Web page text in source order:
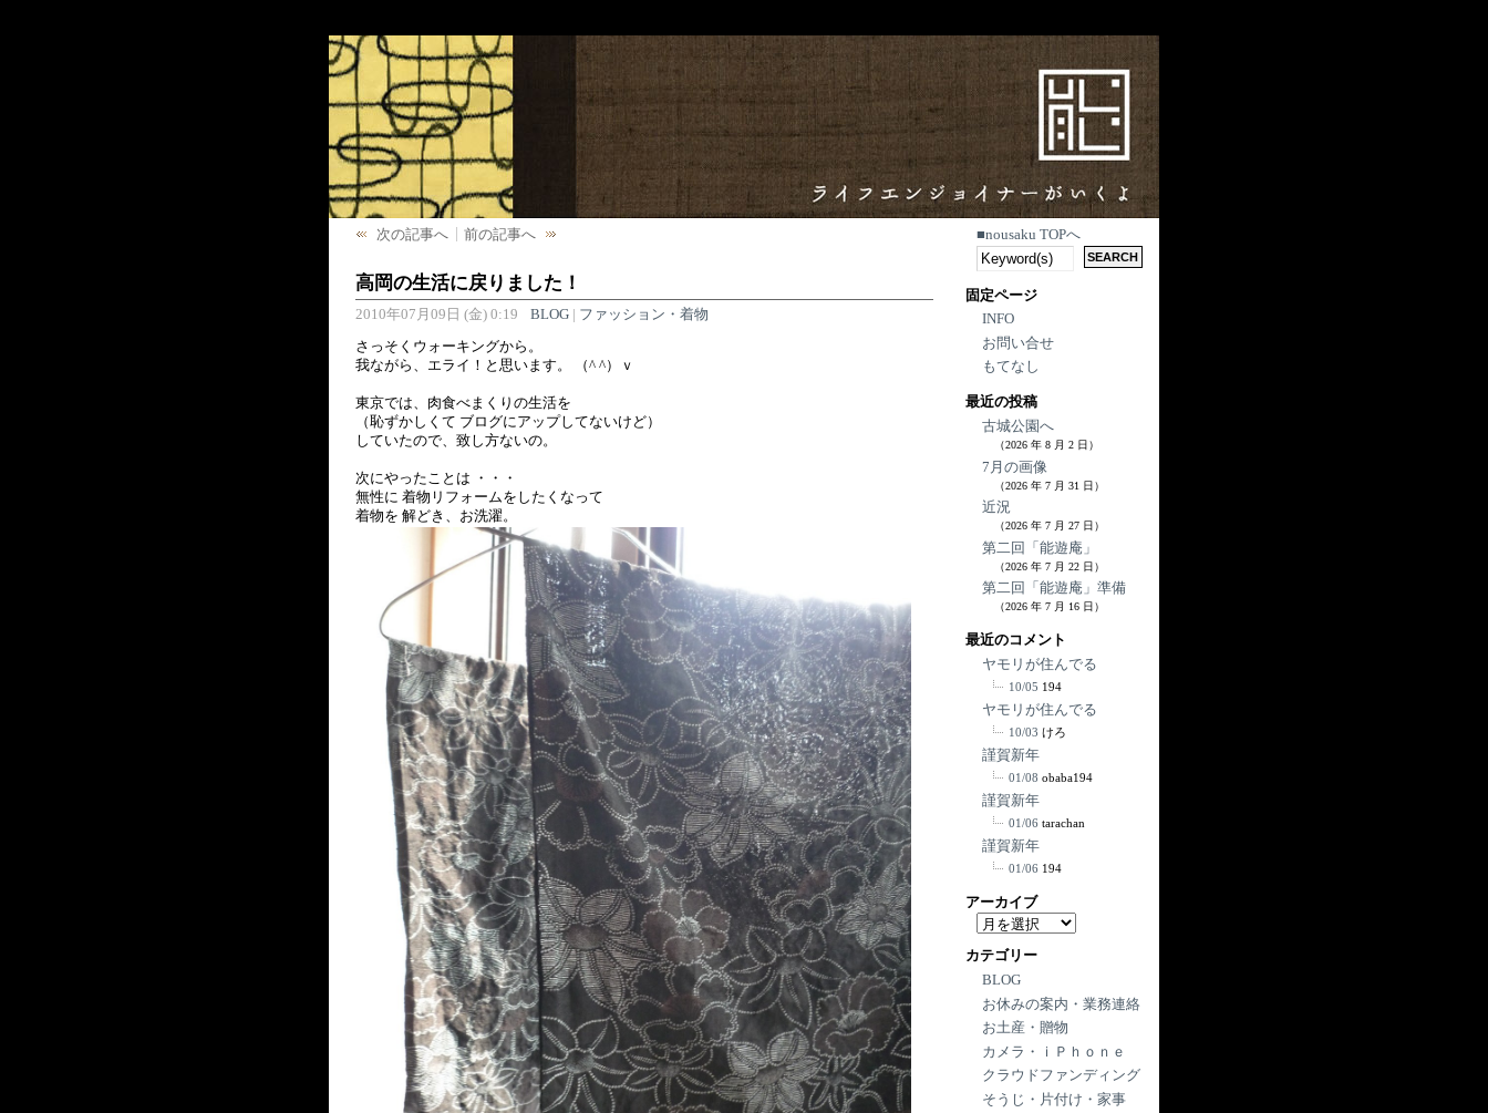
次の記事へ 前の記事へ
高岡の生活に戻りました！
2010年07月09日 (金) 0:19 BLOG| ファッション・着物
さっそくウォーキングから。
我ながら、エライ！と思います。 （^ ^）ｖ
東京では、肉食べまくりの生活を
（恥ずかしくて ブログにアップしてないけど）
していたので、致し方ないの。
次にやったことは ・・・
無性に 着物リフォームをしたくなって
着物を 解どき、お洗濯。
■nousaku TOPへ
固定ページ
INFO
お問い合せ
もてなし
最近の投稿
古城公園へ
（2026 年 8 月 2 日）
7月の画像
（2026 年 7 月 31 日）
近況
（2026 年 7 月 27 日）
第二回「能遊庵」
（2026 年 7 月 22 日）
第二回「能遊庵」準備
（2026 年 7 月 16 日）
最近のコメント
ヤモリが住んでる
10/05 194
ヤモリが住んでる
10/03 けろ
謹賀新年
01/08 obaba194
謹賀新年
01/06 tarachan
謹賀新年
01/06 194
アーカイブ
ア
カ
イ
ブ
カテゴリー
BLOG
お休みの案内・業務連絡
お土産・贈物
カメラ・ｉＰｈｏｎｅ
クラウドファンディング
そうじ・片付け・家事